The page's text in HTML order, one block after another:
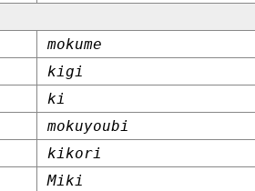
mokume
kigi
ki
mokuyoubi
kikori
Miki